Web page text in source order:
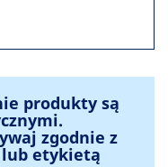
produkty są
zgodnie z
etykietą